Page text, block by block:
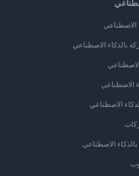
الاصطناعي
بالذكاء الاصطناعي
الاصطناعي
الاصطناعي
الاصطناعي